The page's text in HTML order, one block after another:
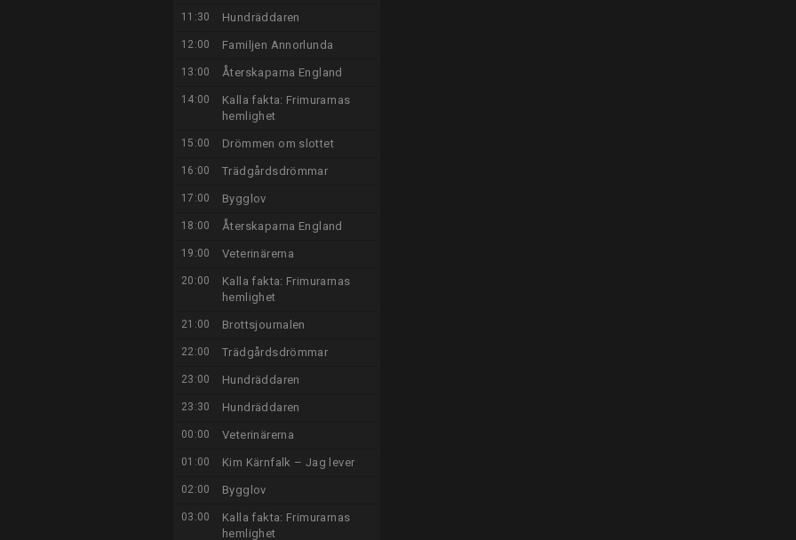
11:30 Hundräddaren
12:00 Familjen Annorlunda
13:00 Återskaparna England
14:00
Kalla fakta: Frimurarnas
hemlighet
15:00 Drömmen om slottet
16:00 Trädgårdsdrömmar
17:00 Bygglov
18:00 Återskaparna England
19:00 Veterinärerna
20:00
Kalla fakta: Frimurarnas
hemlighet
21:00 Brottsjournalen
22:00 Trädgårdsdrömmar
23:00 Hundräddaren
23:30 Hundräddaren
00:00 Veterinärerna
01:00 Kim Kärnfalk – Jag lever
02:00 Bygglov
03:00
Kalla fakta: Frimurarnas
hemlighet